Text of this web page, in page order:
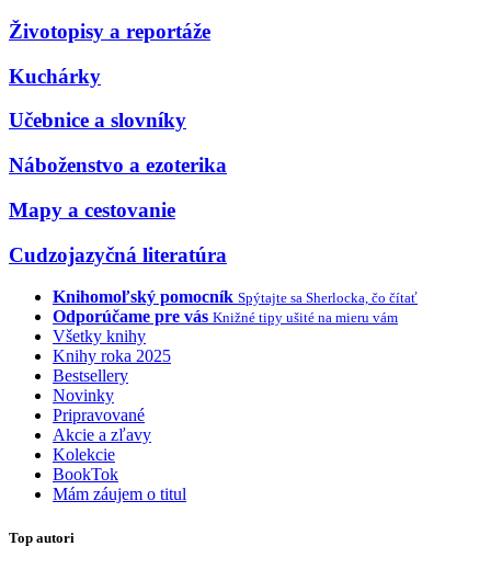
Životopisy a reportáže
Kuchárky
Učebnice a slovníky
Náboženstvo a ezoterika
Mapy a cestovanie
Cudzojazyčná literatúra
Knihomoľský pomocník Spýtajte sa Sherlocka, čo čítať
Odporúčame pre vás Knižné tipy ušité na mieru vám
Všetky knihy
Knihy roka 2025
Bestsellery
Novinky
Pripravované
Akcie a zľavy
Kolekcie
BookTok
Mám záujem o titul
Top autori